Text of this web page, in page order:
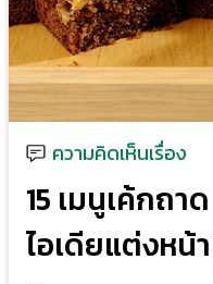
ความคิดเห็นเรื่อง
15 เมนูเค้กถา
ไอเดียแต่งหน้